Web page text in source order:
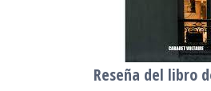
Reseña del libro